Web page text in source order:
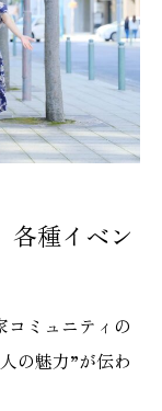
各種イベン
コミュニティの
の魅力”が伝わ